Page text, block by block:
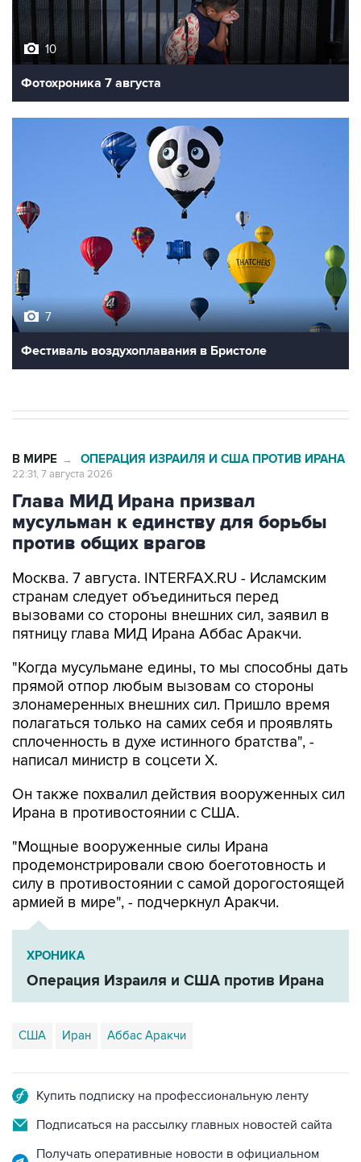
10
Фотохроника 7 августа
Фестиваль воздухоплавания в Бристоле
Глава МИД Ирана призвал
мусульман к единству для борьбы
против общих врагов
Москва. 7 августа. INTERFAX.RU - Исламским
вызовами со стороны внешних сил, заявил в
пятницу глава МИД Ирана Аббас Аракчи.
"Когда мусульмане едины, то мы способны дать
злонамеренных внешних сил. Пришло время
полагаться только на самих себя и проявлять
сплоченность в духе истинного братства", -
написал министр в соцсети Х.
Он также похвалил действия вооруженных сил
"Мощные вооруженные силы Ирана
силу в противостоянии с самой дорогостоящей
армией в мире", - подчеркнул Аракчи.
ХРОНИКА
Операция Израиля и США против Ирана
США Иран Аббас Аракчи
Подписаться на рассылку главных новостей сайта
Получать оперативные новости в официальном